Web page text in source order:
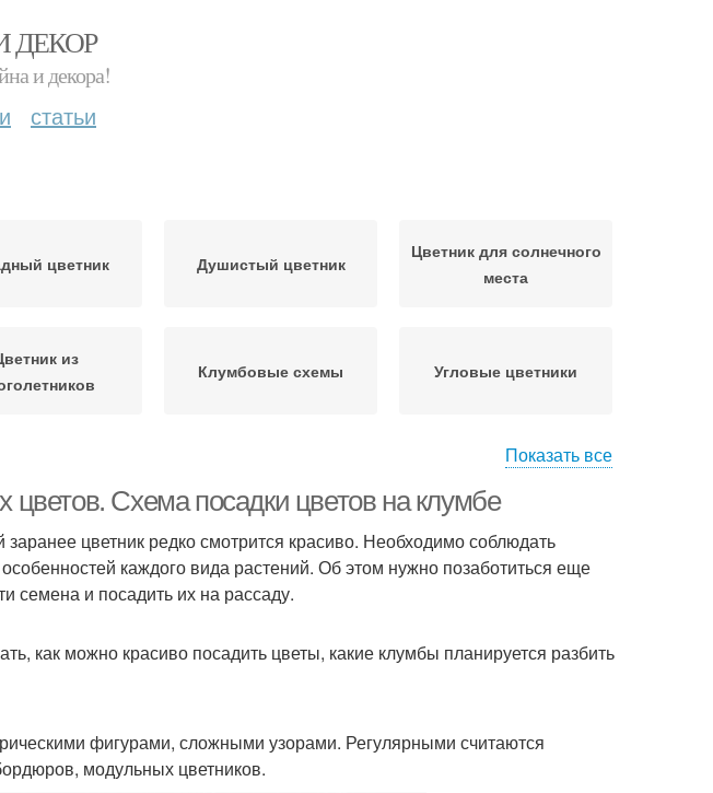
ДЕКОР
и декора!
статьи
цветник Душистый цветник
Цветник для солнечного
места
из
Клумбовые схемы Угловые цветники
Показать все
цветов. Схема посадки цветов на клумбе
цветник редко смотрится красиво. Необходимо соблюдать
каждого вида растений. Об этом нужно позаботиться еще
семена и посадить их на рассаду.
как можно красиво посадить цветы, какие клумбы планируется разбить
фигурами, сложными узорами. Регулярными считаются
модульных цветников.